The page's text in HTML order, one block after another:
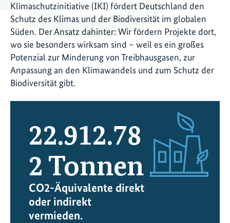
Klimaschutzinitiative (IKI) fördert Deutschland den
Schutz des Klimas und der Biodiversität im globalen
Süden. Der Ansatz dahinter: Wir fördern Projekte dort,
wo sie besonders wirksam sind – weil es ein großes
Potenzial zur Minderung von Treibhausgasen, zur
Anpassung an den Klimawandels und zum Schutz der
Biodiversität gibt.
22.912.78
2Tonnen
CO2-Äquivalente direkt
oder indirekt
vermieden.